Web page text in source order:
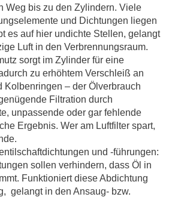
Weg bis zu den Zylindern. Viele
und Dichtungen liegen
es auf hier undichte Stellen, gelangt
Luft in den Verbrennungsraum.
sorgt im Zylinder für eine
zu erhöhtem Verschleiß an
Kolbenringen – der Ölverbrauch
Filtration durch
unpassende oder gar fehlende
Ergebnis. Wer am Luftfilter spart,
und -führungen:
sollen verhindern, dass Öl in
Funktioniert diese Abdichtung
gelangt in den Ansaug- bzw.